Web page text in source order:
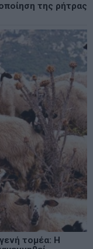
της ρήτρας
τομέα: Η